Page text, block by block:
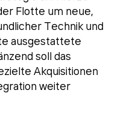
Flotte um neue,
Technik und
ausgestattete
soll das
Akquisitionen
weiter